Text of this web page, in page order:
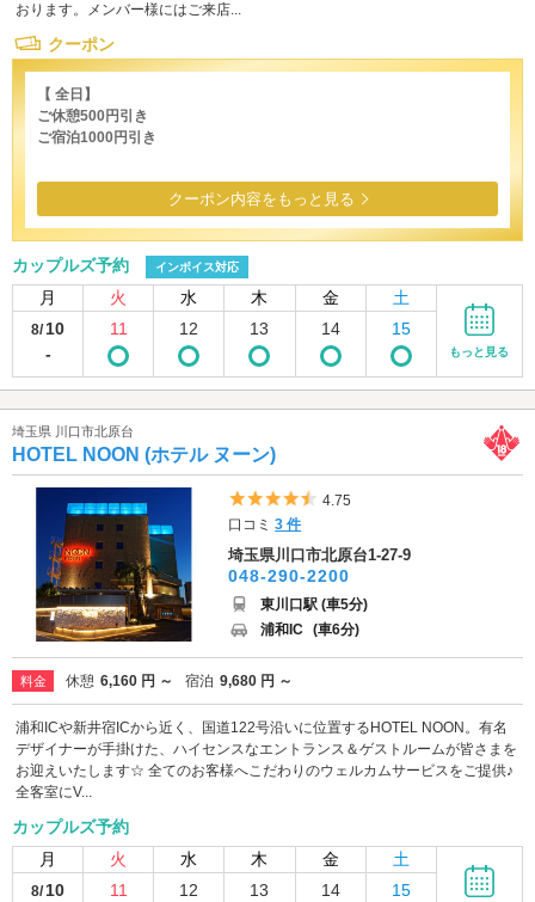
おります。メンバー様にはご来店...
クーポン
【 全日】
ご休憩500円引き
ご宿泊1000円引き
クーポン内容をもっと見る
カップルズ予約 インボイス対応
月 火 水 木 金 土
8/ 10
-
11 12 13 14 15
もっと見る
埼玉県 川口市北原台
HOTEL NOON (ホテル ヌーン)
5つ星のうち4.5
4.75
口コミ3 件
埼玉県川口市北原台1-27-9
048-290-2200
東川口駅 (車5分)
浦和IC (車6分)
料金 休憩 6,160 円 ～ 宿泊 9,680 円 ～
浦和ICや新井宿ICから近く、国道122号沿いに位置するHOTEL NOON。有名
デザイナーが手掛けた、ハイセンスなエントランス＆ゲストルームが皆さまを
お迎えいたします☆ 全てのお客様へこだわりのウェルカムサービスをご提供♪
全客室にV...
カップルズ予約
月
火 水 木 金 土
8/ 10
11 12 13 14 15